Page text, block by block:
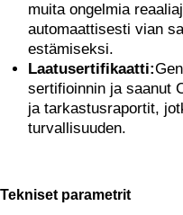
muita ongelmia
automaattisesti vian
estämiseksi.
Laatusertifikaatti:
sertifioinnin ja saanut
ja tarkastusraportit,
turvallisuuden.
Tekniset parametrit